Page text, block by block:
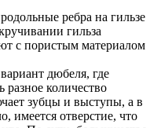
ребра на гильзе
гильза
с пористым материалом
дюбеля, где
разное количество
зубцы и выступы, а в
имеется отверстие, что